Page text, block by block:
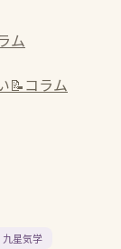
ム
📝コラム
九星気学